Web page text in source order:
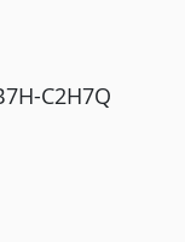
C2H7Q